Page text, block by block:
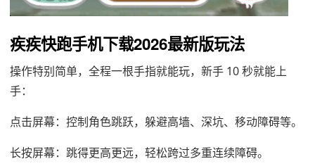
疾疾快跑手机下载2026最新版玩法
操作特别简单，全程一根手指就能玩，新手 10 秒就能上
手：
点击屏幕：控制角色跳跃，躲避高墙、深坑、移动障碍等。
长按屏幕：跳得更高更远，轻松跨过多重连续障碍。